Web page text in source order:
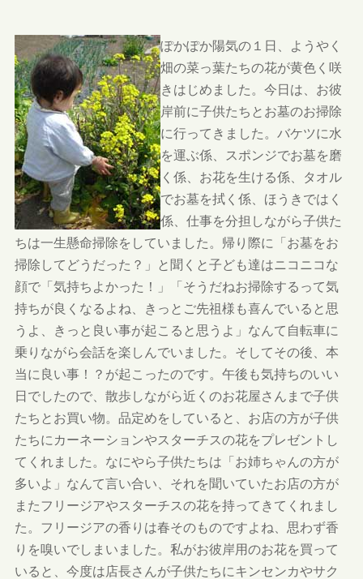
ぽかぽか陽気の１日、ようやく
畑の菜っ葉たちの花が黄色く咲
きはじめました。今日は、お彼
岸前に子供たちとお墓のお掃除
に行ってきました。バケツに水
を運ぶ係、スポンジでお墓を磨
く係、お花を生ける係、タオル
でお墓を拭く係、ほうきではく
係、仕事を分担しながら子供た
ちは一生懸命掃除をしていました。帰り際に「お墓をお
掃除してどうだった？」と聞くと子ども達はニコニコな
顔で「気持ちよかった！」「そうだねお掃除するって気
持ちが良くなるよね、きっとご先祖様も喜んでいると思
うよ、きっと良い事が起こると思うよ」なんて自転車に
乗りながら会話を楽しんでいました。そしてその後、本
当に良い事！？が起こったのです。午後も気持ちのいい
日でしたので、散歩しながら近くのお花屋さんまで子供
たちとお買い物。品定めをしていると、お店の方が子供
たちにカーネーションやスターチスの花をプレゼントし
てくれました。なにやら子供たちは「お姉ちゃんの方が
多いよ」なんて言い合い、それを聞いていたお店の方が
またフリージアやスターチスの花を持ってきてくれまし
た。フリージアの香りは春そのものですよね、思わず香
りを嗅いでしまいました。私がお彼岸用のお花を買って
いると、今度は店長さんが子供たちにキンセンカやサク